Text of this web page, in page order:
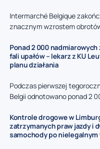
Intermarché Belgique
znacznym wzrostem
Ponad 2 000
fali upałów – lekarz z KU
planu działania
Podczas pierwszej
Belgii odnotowano ponad 2
Kontrole drogowe w
zatrzymanych praw jazdy i
samochody po nielegalnym